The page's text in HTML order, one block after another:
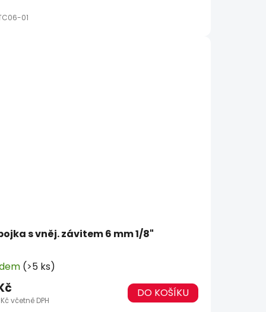
01
s vněj. závitem 6 mm 1/8"
(>5 ks)
včetně DPH
DO KOŠÍKU